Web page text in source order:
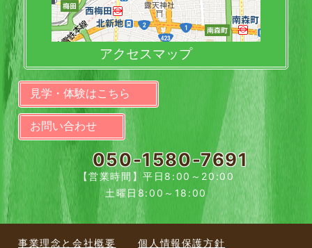
アクセスマップ
見学・体験はこちら
お問い合わせ
050-1580-7691
【営業時間】平日8:00～20:00
土曜日8:00～18:00
事業理念と会社概要 個人情報保護方針